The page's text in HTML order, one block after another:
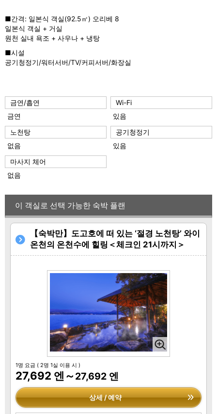
■간격: 일본식 객실(92.5㎡) 오리베 8
일본식 객실 + 거실
원천 실내 욕조 + 사우나 + 냉탕
■시설
공기청정기/워터서버/TV/커피서버/화장실
금연/흡연
금연
Wi-Fi
있음
노천탕
없음
공기청정기
있음
마사지 체어
없음
이 객실로 선택 가능한 숙박 플랜
【숙박만】도고호에 떠 있는 ‘절경 노천탕’ 와이
온천의 온천수에 힐링＜체크인 21시까지＞
1명 요금 ( 2명 1실 이용 시 )
27,692 엔～27,692 엔
상세 / 예약